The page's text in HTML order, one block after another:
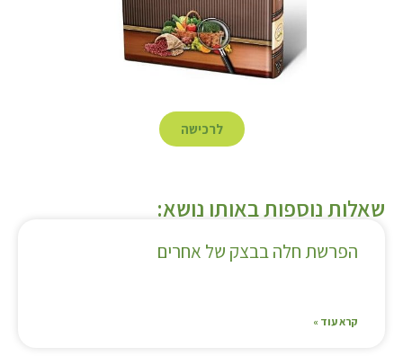
לרכישה
שאלות נוספות באותו נושא:
הפרשת חלה בבצק של אחרים
קרא עוד »